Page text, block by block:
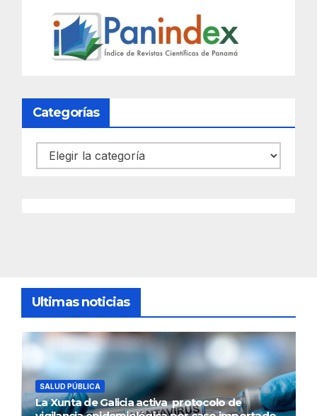
Categorías
Categorías
Ultimas noticias
SALUD PÚBLICA
La Xunta de Galicia activa protocolo de